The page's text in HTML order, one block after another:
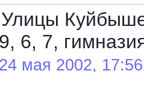
7,
мая 2002, 17:56